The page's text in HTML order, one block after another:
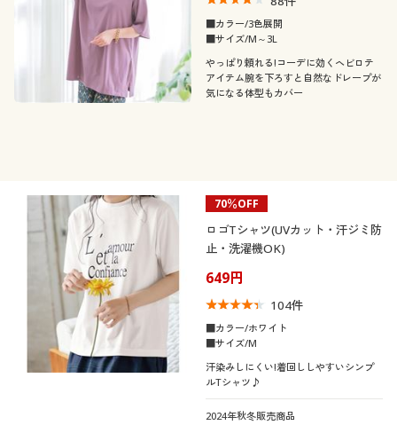
デジタルカタログ
カタログ無料プレゼント
会員メニュー
閲覧履歴
お気に入り
サポート
ご利用ガイド
よくある質問とお問い合わせ
こだわり条件
で絞り込む
柄・デザイン
スリット
ボーダー
襟・ネック
クルーネック・丸首 ハイネック
タートルネック
袖
長袖
素材
ナイロン
■カラー/3色展開
■サイズ/M～3L
やっぱり頼れる!コーデに効くヘビロテ
アイテム腕を下ろすと自然なドレープが
気になる体型もカバー
70％OFF
ロゴTシャツ(UVカット・汗ジミ防
止・洗濯機OK)
649円
104件
■カラー/ホワイト
■サイズ/M
汗染みしにくい!着回ししやすいシンプ
ルTシャツ♪
2024年秋冬販売商品